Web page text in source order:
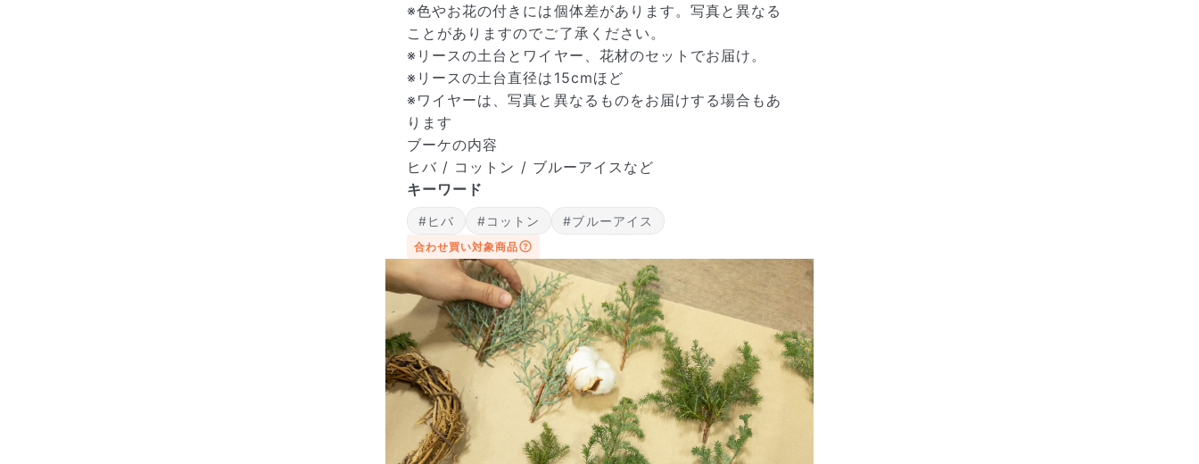
届いたお花に元気がなかったら？
もし届いたお花に「枯れている」「折れている」などの不備が
あった場合は、些細なことでもお気軽にサポートまでご連絡く
ださい。ご返金にて補償いたします。
※色やお花の付きには個体差があります。写真と異なる
ことがありますのでご了承ください。
※リースの土台とワイヤー、花材のセットでお届け。
※リースの土台直径は15cmほど
※ワイヤーは、写真と異なるものをお届けする場合もあ
ります
ブーケの内容
ヒバ / コットン / ブルーアイスなど
キーワード
#ヒバ #コットン #ブルーアイス
合わせ買い対象商品